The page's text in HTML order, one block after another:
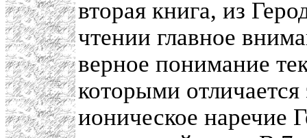
вторая книга, из
чтении главное
верное понимание
которыми
ионическое наречие